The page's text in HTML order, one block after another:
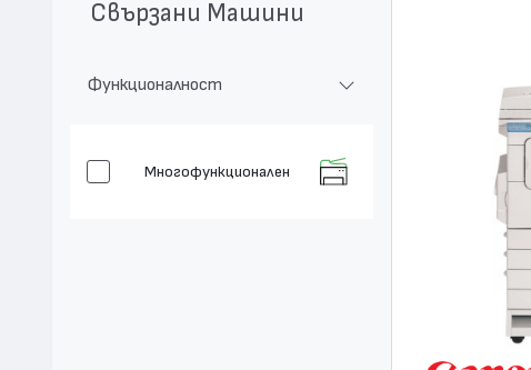
Свързани Машини
Функционалност
Многофункционален